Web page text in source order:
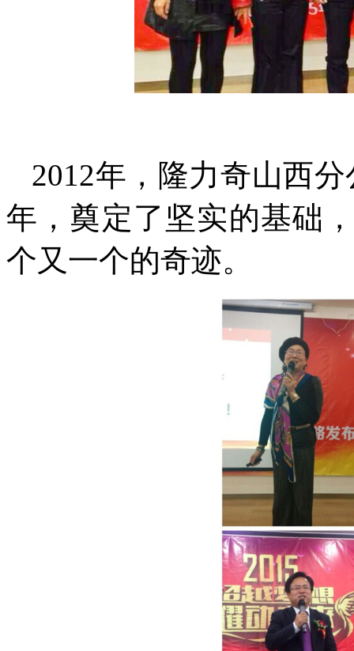
2012年，隆力奇山西
年，奠定了坚实的基础
个又一个的奇迹。